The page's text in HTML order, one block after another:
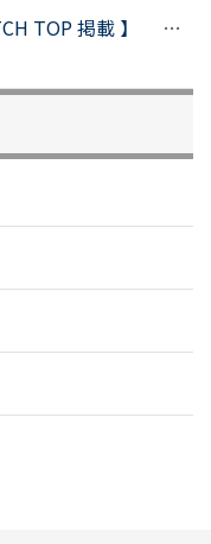
上場企業情報ピックアップ 【 WATCH TOP 掲載 】 （令和８年６月１１日配信）